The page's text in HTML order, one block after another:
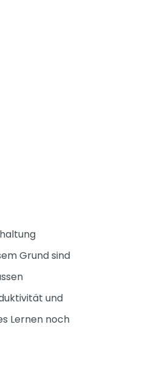
Grund sind
und
Lernen noch